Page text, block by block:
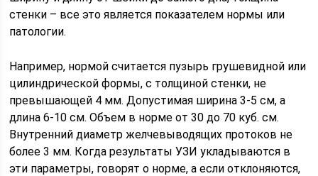
стенки – все это является показателем нормы или
патологии.
Например, нормой считается пузырь грушевидной или
цилиндрической формы, с толщиной стенки, не
превышающей 4 мм. Допустимая ширина 3-5 см, а
длина 6-10 см. Объем в норме от 30 до 70 куб. см.
Внутренний диаметр желчевыводящих протоков не
более 3 мм. Когда результаты УЗИ укладываются в
эти параметры, говорят о норме, а если отклоняются,